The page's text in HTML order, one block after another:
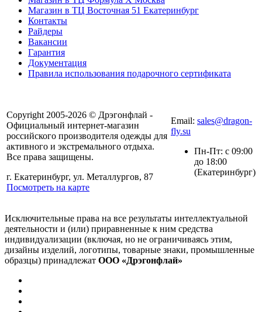
Магазин в ТЦ Восточная 51 Екатеринбург
Контакты
Райдеры
Вакансии
Гарантия
Документация
Правила использования подарочного сертификата
Copyright 2005-2026 © Дрэгонфлай -
Официальный интернет-магазин
российского производителя одежды для
активного и экстремального отдыха.
Все права защищены.
г. Екатеринбург, ул. Металлургов, 87
Посмотреть на карте
Email: sales@dragon-
fly.su
Пн-Пт: с 09:00
до 18:00
(Екатеринбург)
Исключительные права на все результаты интеллектуальной
деятельности и (или) приравненные к ним средства
индивидуализации (включая, но не ограничиваясь этим,
дизайны изделий, логотипы, товарные знаки, промышленные
образцы) принадлежат ООО «Дрэгонфлай»